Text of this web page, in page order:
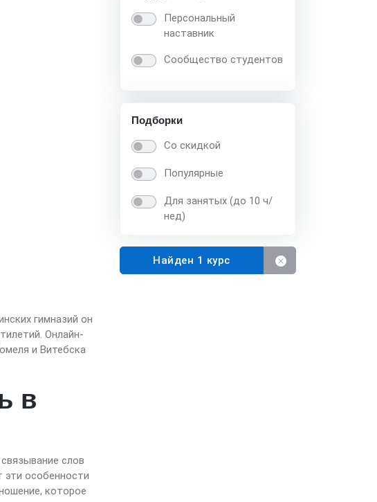
Персональный
наставник
Сообщество студентов
Подборки
Со скидкой
Популярные
Для занятых (до 10 ч/
нед)
Найден 1 курс
гимназий он
Онлайн-
и Витебска
в
слов
эти особенности
которое